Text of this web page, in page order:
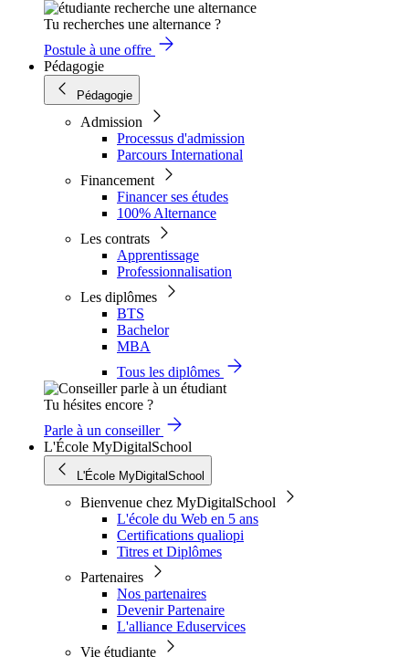
Tu recherches une alternance ?
Postule à une offre
Pédagogie
Pédagogie
Admission
Processus d'admission
Parcours International
Financement
Financer ses études
100% Alternance
Les contrats
Apprentissage
Professionnalisation
Les diplômes
BTS
Bachelor
MBA
Tous les diplômes
Tu hésites encore ?
Parle à un conseiller
L'École MyDigitalSchool
L'École MyDigitalSchool
Bienvenue chez MyDigitalSchool
L'école du Web en 5 ans
Certifications qualiopi
Titres et Diplômes
Partenaires
Nos partenaires
Devenir Partenaire
L'alliance Eduservices
Vie étudiante